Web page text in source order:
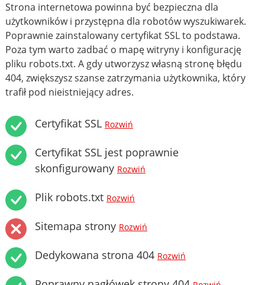
Strona internetowa powinna być bezpieczna dla
użytkowników i przystępna dla robotów wyszukiwarek.
Poprawnie zainstalowany certyfikat SSL to podstawa.
Poza tym warto zadbać o mapę witryny i konfigurację
pliku robots.txt. A gdy utworzysz własną stronę błędu
404, zwiększysz szanse zatrzymania użytkownika, który
trafił pod nieistniejący adres.
Certyfikat SSL Rozwiń
Certyfikat SSL jest poprawnie
skonfigurowany Rozwiń
Plik robots.txt Rozwiń
Sitemapa strony Rozwiń
Dedykowana strona 404 Rozwiń